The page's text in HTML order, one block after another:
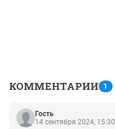
КОММЕНТАРИИ 1
Гость
14 сентября 2024, 15:30